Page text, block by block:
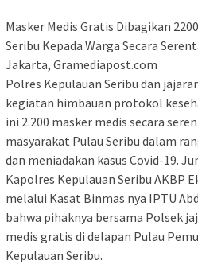
Masker Medis Gratis Dibagikan
Seribu Kepada Warga Secara
Jakarta, Gramediapost.com
Polres Kepulauan Seribu dan
kegiatan himbauan protokol
ini 2.200 masker medis secara
masyarakat Pulau Seribu dalam
dan meniadakan kasus Covid-19.
Kapolres Kepulauan Seribu AKBP
melalui Kasat Binmas nya IPTU
bahwa pihaknya bersama Polsek
medis gratis di delapan Pulau
Kepulauan Seribu.